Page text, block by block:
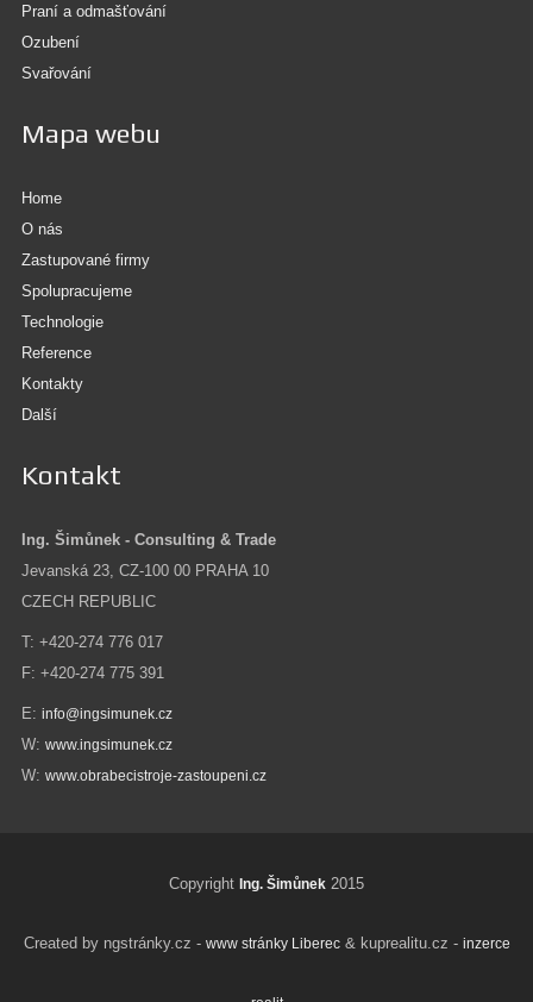
Praní a odmašťování
Ozubení
Svařování
Mapa webu
Home
O nás
Zastupované firmy
Spolupracujeme
Technologie
Reference
Kontakty
Další
Kontakt
Ing. Šimůnek - Consulting & Trade
Jevanská 23, CZ-100 00 PRAHA 10
CZECH REPUBLIC
T: +420-274 776 017
F: +420-274 775 391
E: info@ingsimunek.cz
W: www.ingsimunek.cz
W: www.obrabecistroje-zastoupeni.cz
Copyright Ing. Šimůnek 2015
Created by ngstránky.cz - www stránky Liberec& kuprealitu.cz - inzerce